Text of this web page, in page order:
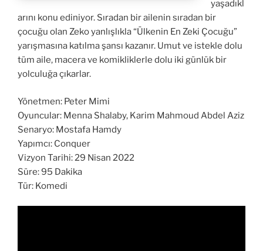
yaşadıkl
arını konu ediniyor. Sıradan bir ailenin sıradan bir
çocuğu olan Zeko yanlışlıkla “Ülkenin En Zeki Çocuğu”
yarışmasına katılma şansı kazanır. Umut ve istekle dolu
tüm aile, macera ve komikliklerle dolu iki günlük bir
yolculuğa çıkarlar.
Yönetmen: Peter Mimi
Oyuncular: Menna Shalaby, Karim Mahmoud Abdel Aziz
Senaryo: Mostafa Hamdy
Yapımcı: Conquer
Vizyon Tarihi: 29 Nisan 2022
Süre: 95 Dakika
Tür: Komedi